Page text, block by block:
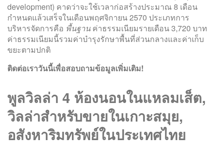
development) คาดว่าจะใช้เวลาก่อสร้างประมาณ 8 เดือน
กำหนดแล้วเสร็จในเดือนพฤศจิกายน 2570 ประเภทการ
บริหารจัดการคือ พื้นฐาน ค่าธรรมเนียมรายเดือน 3,720 บาท
ค่าธรรมเนียมนี้รวมค่าบำรุงรักษาพื้นที่ส่วนกลางและค่าเก็บ
ขยะตามปกติ
ติดต่อเราวันนี้เพื่อสอบถามข้อมูลเพิ่มเติม!
พูลวิลล่า 4 ห้องนอนในแหลมเส็ต,
วิลล่าสำหรับขายในเกาะสมุย,
อสังหาริมทรัพย์ในประเทศไทย